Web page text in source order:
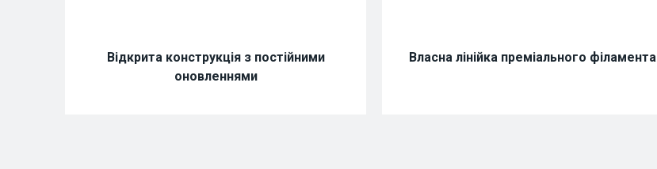
Відкрита конструкція з постійними
оновленнями
Власна лінійка преміального філамента